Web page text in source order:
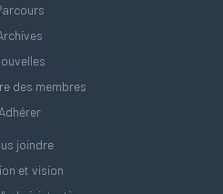
des membres
Adhérer
joindre
et vision